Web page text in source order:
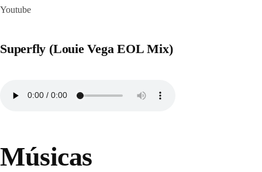
Youtube
Superfly (Louie Vega EOL Mix)
Músicas